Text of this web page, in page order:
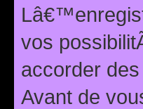
vos
accorder
Avant de